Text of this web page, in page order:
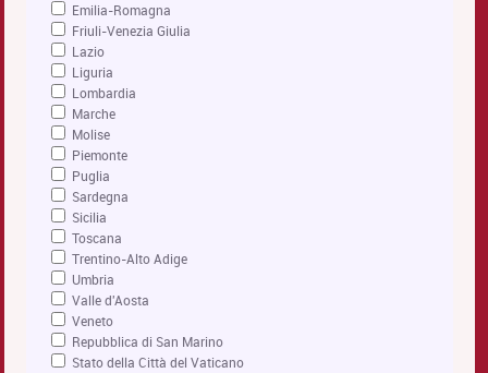
Emilia-Romagna
Friuli-Venezia Giulia
Lazio
Liguria
Lombardia
Marche
Molise
Piemonte
Puglia
Sardegna
Sicilia
Toscana
Trentino-Alto Adige
Umbria
Valle d'Aosta
Veneto
Repubblica di San Marino
Stato della Città del Vaticano